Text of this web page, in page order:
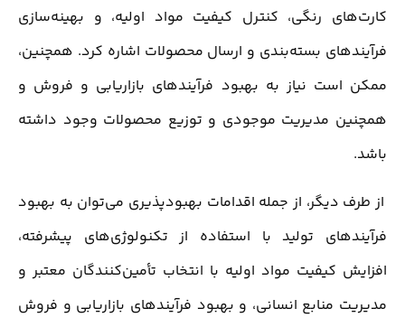
کارت‌های رنگی، کنترل کیفیت مواد اولیه، و بهینه‌سازی
فرآیندهای بسته‌بندی و ارسال محصولات اشاره کرد. همچنین،
ممکن است نیاز به بهبود فرآیندهای بازاریابی و فروش و
همچنین مدیریت موجودی و توزیع محصولات وجود داشته
باشد.
از طرف دیگر، از جمله اقدامات بهبودپذیری می‌توان به بهبود
فرآیندهای تولید با استفاده از تکنولوژی‌های پیشرفته،
افزایش کیفیت مواد اولیه با انتخاب تأمین‌کنندگان معتبر و
مدیریت منابع انسانی، و بهبود فرآیندهای بازاریابی و فروش